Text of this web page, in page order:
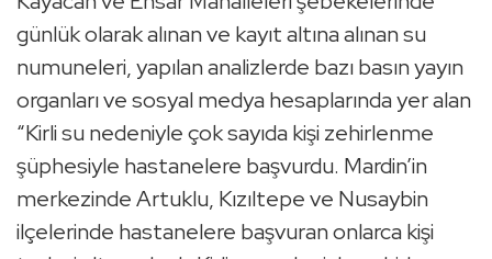
günlük olarak alınan ve kayıt altına alınan su
numuneleri, yapılan analizlerde bazı basın yayın
organları ve sosyal medya hesaplarında yer alan
“Kirli su nedeniyle çok sayıda kişi zehirlenme
şüphesiyle hastanelere başvurdu. Mardin’in
merkezinde Artuklu, Kızıltepe ve Nusaybin
ilçelerinde hastanelere başvuran onlarca kişi